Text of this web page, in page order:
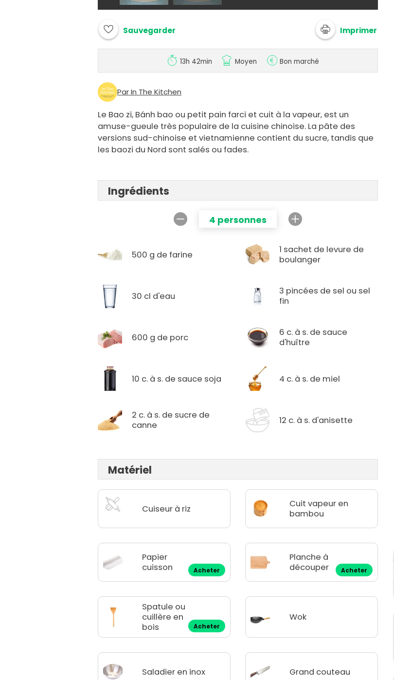
Sauvegarder Imprimer
13h 42min Moyen Bon marché
Par In The Kitchen
Le Bao zi, Bánh bao ou petit pain farci et cuit à la vapeur, est un
amuse-gueule très populaire de la cuisine chinoise. La pâte des
versions sud-chinoise et vietnamienne contient du sucre, tandis que
les baozi du Nord sont salés ou fades.
Ingrédients
4 personnes
500 g de farine
1 sachet de levure de
boulanger
30 cl d'eau
3 pincées de sel ou sel
fin
600 g de porc
6 c. à s. de sauce
d'huître
10 c. à s. de sauce soja 4 c. à s. de miel
2 c. à s. de sucre de
canne
12 c. à s. d'anisette
Matériel
Cuiseur à riz
Cuit vapeur en
bambou
Papier
cuisson
Acheter
Planche à
découper
Acheter
Spatule ou
cuillère en
bois
Acheter
Wok
Saladier en inox Grand couteau